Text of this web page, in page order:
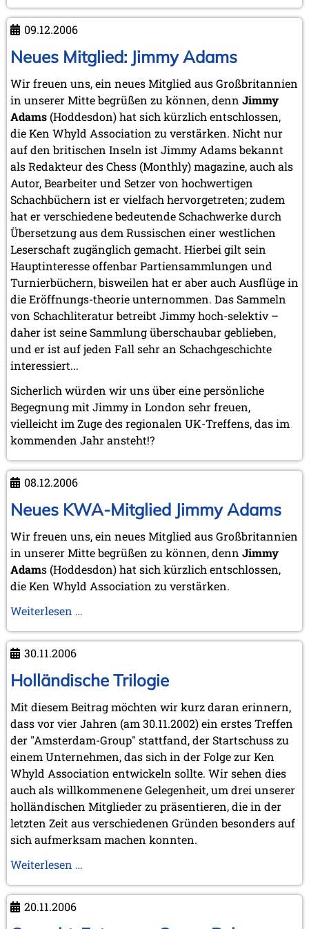
La
de-
Peilz
09.12.2006
Neues Mitglied: Jimmy Adams
Wir freuen uns, ein neues Mitglied aus Großbritannien
in unserer Mitte begrüßen zu können, denn Jimmy
Adams(Hoddesdon) hat sich kürzlich entschlossen,
die Ken Whyld Association zu verstärken. Nicht nur
auf den britischen Inseln ist Jimmy Adams bekannt
als Redakteur des Chess (Monthly) magazine, auch als
Autor, Bearbeiter und Setzer von hochwertigen
Schachbüchern ist er vielfach hervorgetreten; zudem
hat er verschiedene bedeutende Schachwerke durch
Übersetzung aus dem Russischen einer westlichen
Leserschaft zugänglich gemacht. Hierbei gilt sein
Hauptinteresse offenbar Partiensammlungen und
Turnierbüchern, bisweilen hat er aber auch Ausflüge in
die Eröffnungs-theorie unternommen. Das Sammeln
von Schachliteratur betreibt Jimmy hoch-selektiv –
daher ist seine Sammlung überschaubar geblieben,
und er ist auf jeden Fall sehr an Schachgeschichte
interessiert...
Sicherlich würden wir uns über eine persönliche
Begegnung mit Jimmy in London sehr freuen,
vielleicht im Zuge des regionalen UK-Treffens, das im
kommenden Jahr ansteht!?
08.12.2006
Neues KWA-Mitglied Jimmy Adams
Wir freuen uns, ein neues Mitglied aus Großbritannien
in unserer Mitte begrüßen zu können, denn Jimmy
Adams (Hoddesdon) hat sich kürzlich entschlossen,
die Ken Whyld Association zu verstärken.
Weiterlesen …
Mitglied
Adams
30.11.2006
Holländische Trilogie
Mit diesem Beitrag möchten wir kurz daran erinnern,
dass vor vier Jahren (am 30.11.2002) ein erstes Treffen
der "Amsterdam-Group" stattfand, der Startschuss zu
einem Unternehmen, das sich in der Folge zur Ken
Whyld Association entwickeln sollte. Wir sehen dies
auch als willkommenene Gelegenheit, um drei unserer
holländischen Mitglieder zu präsentieren, die in der
letzten Zeit aus verschiedenen Gründen besonders auf
sich aufmerksam machen konnten.
Weiterlesen …
20.11.2006